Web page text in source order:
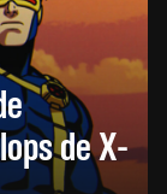
de X-